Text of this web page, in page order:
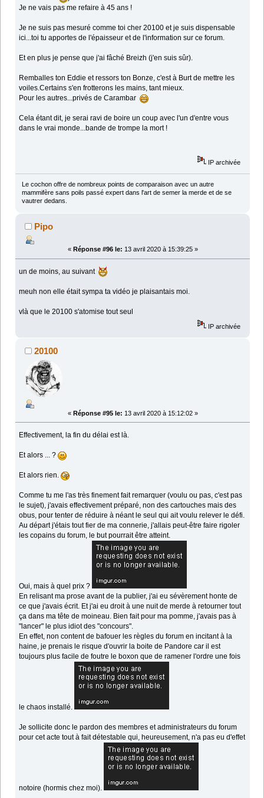
Je ne vais pas me refaire à 45 ans !
Je ne suis pas mesuré comme toi cher 20100 et je suis dispensable
ici...toi tu apportes de l'épaisseur et de l'information sur ce forum.
Et en plus je pense que j'ai fâché Breizh (j'en suis sûr).
Remballes ton Eddie et ressors ton Bonze, c'est à Burt de mettre les
voiles.Certains s'en frotterons les mains, tant mieux.
Pour les autres...privés de Carambar
Cela étant dit, je serai ravi de boire un coup avec l'un d'entre vous
dans le vrai monde...bande de trompe la mort !
IP archivée
Le cochon offre de nombreux points de comparaison avec un autre
mammifère sans poils passé expert dans l'art de semer la merde et de se
vautrer dedans.
Pipo
« Réponse #96 le: 13 avril 2020 à 15:39:25 »
un de moins, au suivant
meuh non elle était sympa ta vidéo je plaisantais moi.
vlà que le 20100 s'atomise tout seul
IP archivée
20100
« Réponse #95 le: 13 avril 2020 à 15:12:02 »
Effectivement, la fin du délai est là.
Et alors ... ?
Et alors rien.
Comme tu me l'as très finement fait remarquer (voulu ou pas, c'est pas
le sujet), j'avais effectivement préparé, non des cartouches mais des
obus, pour tenter de réduire à néant le seul qui ait voulu relever le défi.
Au départ j'étais tout fier de ma connerie, j'allais peut-être faire rigoler
les copains du forum, le but pourrait être atteint.
Oui, mais à quel prix ?
En relisant ma prose avant de la publier, j'ai eu sévèrement honte de
ce que j'avais écrit. Et j'ai eu droit à une nuit de merde à retourner tout
ça dans ma tête de moineau. Bien fait pour ma pomme, j'avais pas à
"lancer" le plus idiot des "concours".
En effet, non content de bafouer les règles du forum en incitant à la
haine, je prenais le risque d'ouvrir la boite de Pandore car il est
toujours plus facile de foutre le boxon que de ramener l'ordre une fois
le chaos installé.
Je sollicite donc le pardon des membres et administrateurs du forum
pour cet acte tout à fait détestable qui, heureusement, n'a pas eu d'effet
notoire (hormis chez moi).